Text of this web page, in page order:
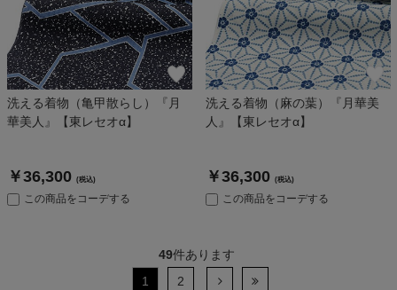
洗える着物（亀甲散らし）『月
華美人』【東レセオα】
￥36,300 (税込)
この商品をコーデする
洗える着物（麻の葉）『月華美
人』【東レセオα】
￥36,300 (税込)
この商品をコーデする
49件あります
1
2